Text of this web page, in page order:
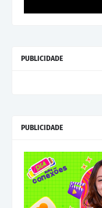
PUBLICIDADE
PUBLICIDADE